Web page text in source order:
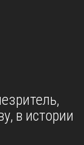
в истории